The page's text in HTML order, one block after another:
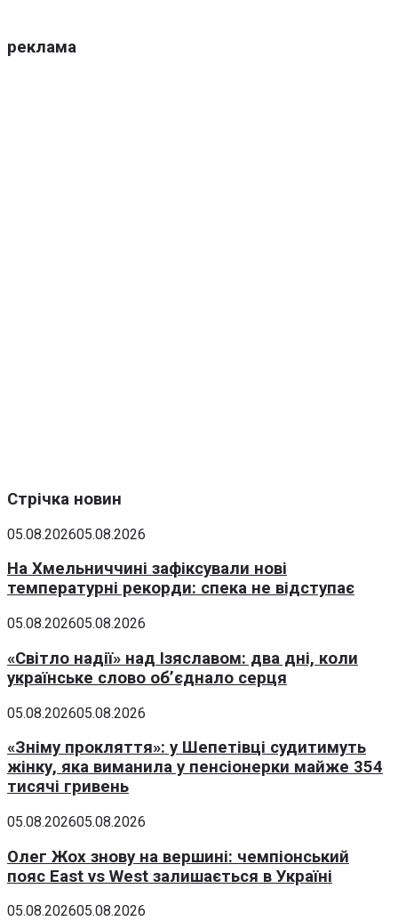
реклама
Стрічка новин
05.08.202605.08.2026
На Хмельниччині зафіксували нові
температурні рекорди: спека не відступає
05.08.202605.08.2026
«Світло надії» над Ізяславом: два дні, коли
українське слово об’єднало серця
05.08.202605.08.2026
«Зніму прокляття»: у Шепетівці судитимуть
жінку, яка виманила у пенсіонерки майже 354
тисячі гривень
05.08.202605.08.2026
Олег Жох знову на вершині: чемпіонський
пояс East vs West залишається в Україні
05.08.202605.08.2026